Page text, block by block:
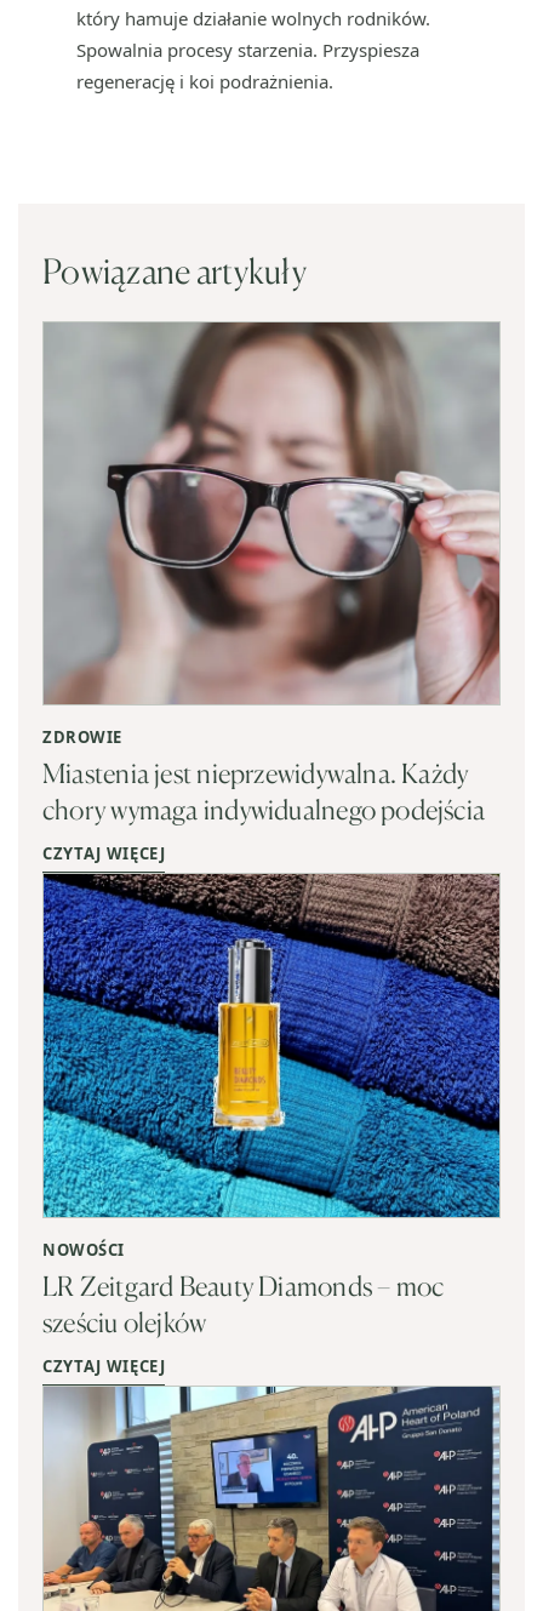
który hamuje działanie wolnych rodników.
Spowalnia procesy starzenia. Przyspiesza
regenerację i koi podrażnienia.
Powiązane artykuły
ZDROWIE
Miastenia jest nieprzewidywalna. Każdy
chory wymaga indywidualnego podejścia
CZYTAJ WIĘCEJ
NOWOŚCI
LR Zeitgard Beauty Diamonds – moc
sześciu olejków
CZYTAJ WIĘCEJ